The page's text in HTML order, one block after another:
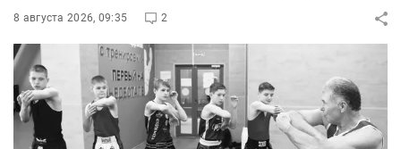
8 августа 2026, 09:35 2